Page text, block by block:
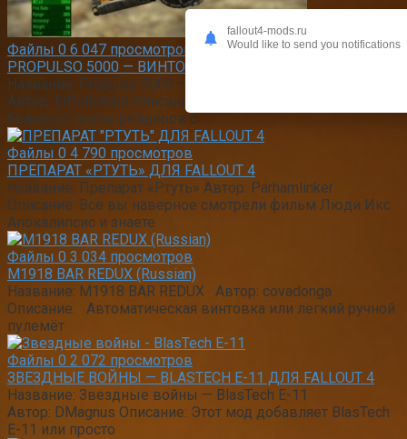
Файлы 0 6 047 просмотров
PROPULSO 5000 — ВИНТОВКА ОТТАЛКИВАТЕЛЬ
Название: Propulso 5000 — винтовка отталкиватель
Автор: ElPolloAzul Описание: Хочешь избавится от
большой толпы рейдеров с
Файлы 0 4 790 просмотров
ПРЕПАРАТ «РТУТЬ» ДЛЯ FALLOUT 4
Название: Препарат «Ртуть» Автор: Parhamlinker
Описание: Все вы наверное смотрели фильм Люди Икс
Апокалипсис и знаете
Файлы 0 3 034 просмотров
M1918 BAR REDUX (Russian)
Название: M1918 BAR REDUX Автор: covadonga
Описание: Автоматическая винтовка или легкий ручной
пулемёт
Файлы 0 2 072 просмотров
ЗВЕЗДНЫЕ ВОЙНЫ — BLASTECH Е-11 ДЛЯ FALLOUT 4
Название: Звездные войны — BlasTech Е-11
Автор: DMagnus Описание: Этот мод добавляет BlasTech
Е-11 или просто
fallout4-mods.ru
Would like to send you notifications